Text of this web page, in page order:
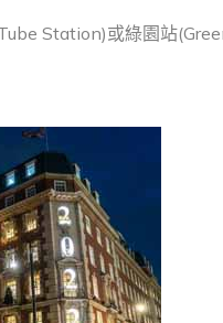
Station)或綠園站